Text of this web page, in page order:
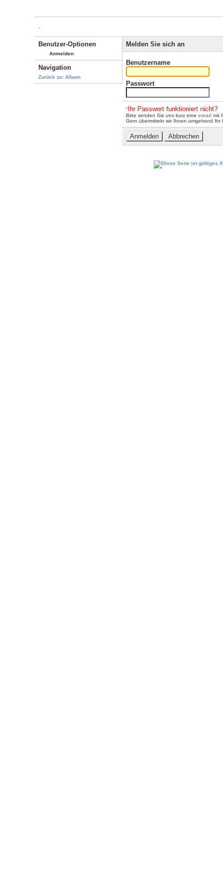
.
Benutzer-Optionen
Anmelden
Navigation
Zurück zu: Album
Melden Sie sich an
Benutzername
Passwort
" Ihr Passwort funktioniert nicht?
Bitte senden Sie uns kurz eine email mit
Gern übermitteln wir Ihnen umgehend Ihr